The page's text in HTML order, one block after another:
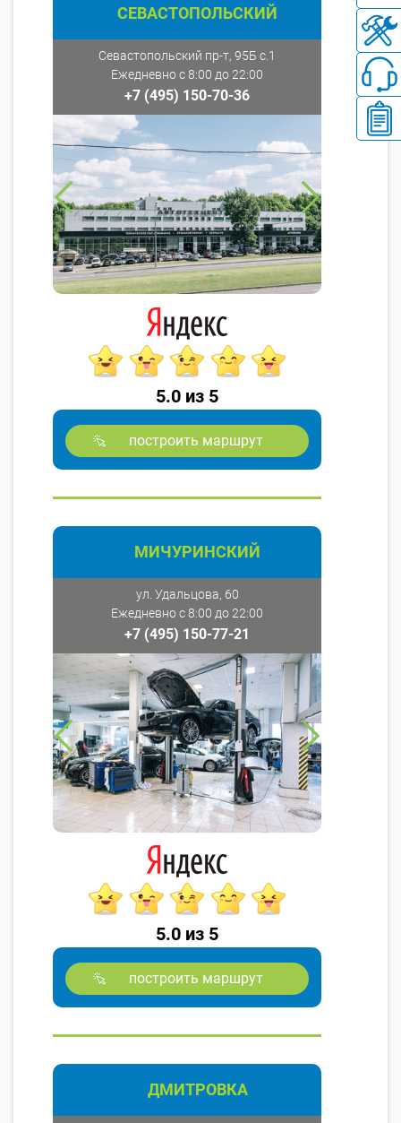
СЕВАСТОПОЛЬСКИЙ
Севастопольский пр-т, 95Б с.1
Ежедневно с 8:00 до 22:00
+7 (495) 150-70-36
5.0 из 5
построить маршрут
МИЧУРИНСКИЙ
ул. Удальцова, 60
Ежедневно с 8:00 до 22:00
+7 (495) 150-77-21
5.0 из 5
построить маршрут
ДМИТРОВКА